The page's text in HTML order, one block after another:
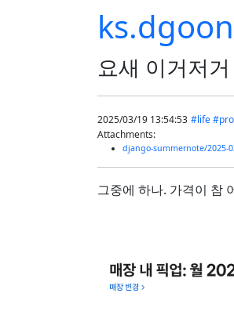
요새 이거저
2025/03/19 13:54:53 #life
Attachments:
django-summernote/2025-
그중에 하나. 가격이 참